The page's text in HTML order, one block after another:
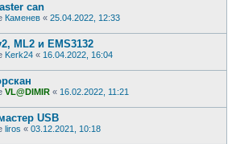
can
Каменев « 25.04.2022, 12:33
ML2 и EMS3132
Kerk24 « 16.04.2022, 16:04
VL@DIMIR « 16.02.2022, 11:21
USB
liros « 03.12.2021, 10:18